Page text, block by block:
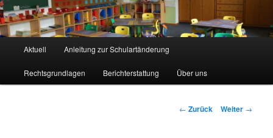
Aktuell Anleitung zur Schulartänderung
Rechtsgrundlagen Berichterstattung Über uns
Beitragsnavigation
← Zurück Weiter →